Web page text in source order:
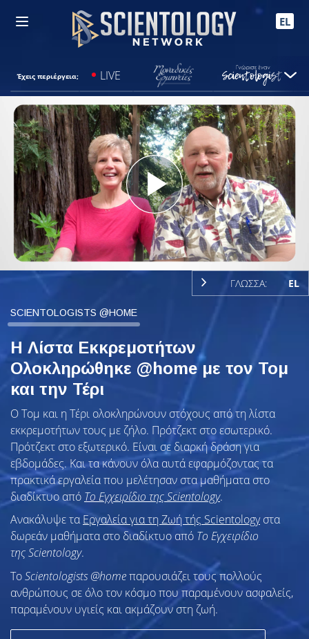
EL
Έχεις περιέργεια; LIVE
Play
Video
ΓΛΩΣΣΑ: EL
SCIENTOLOGISTS @HOME
Η Λίστα Εκκρεμοτήτων
Ολοκληρώθηκε @home με τον Τομ
και την Τέρι
Ο Τομ και η Τέρι ολοκληρώνουν στόχους από τη λίστα
εκκρεμοτήτων τους με ζήλο. Πρότζεκτ στο εσωτερικό.
Πρότζεκτ στο εξωτερικό. Είναι σε διαρκή δράση για
εβδομάδες. Και τα κάνουν όλα αυτά εφαρμόζοντας τα
πρακτικά εργαλεία που μελέτησαν στα μαθήματα στο
διαδίκτυο από Το Εγχειρίδιο της Scientology.
Ανακάλυψε ταΕργαλεία για τη Ζωή τής Scientologyστα
δωρεάν μαθήματα στο διαδίκτυο από Το Εγχειρίδιο
της Scientology.
ToScientologists @homeπαρουσιάζει τους πολλούς
ανθρώπους σε όλο τον κόσμο που παραμένουν ασφαλείς,
παραμένουν υγιείς και ακμάζουν στη ζωή.